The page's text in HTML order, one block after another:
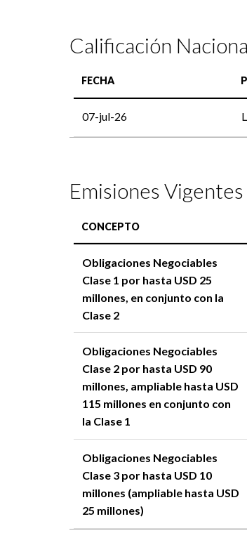
Calificación
FECHA
07-jul-26
Emisiones Vigentes
CONCEPTO
Obligaciones Negociables
Clase 1 por hasta USD 25
millones, en conjunto con la
Clase 2
Obligaciones Negociables
Clase 2 por hasta USD 90
millones, ampliable hasta USD
115 millones en conjunto con
la Clase 1
Obligaciones Negociables
Clase 3 por hasta USD 10
millones (ampliable hasta USD
25 millones)